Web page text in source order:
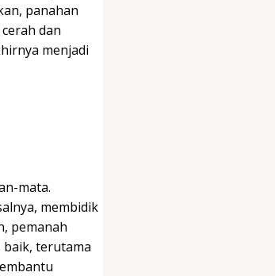
panahan
dan
menjadi
mata.
membidik
pemanah
baik, terutama